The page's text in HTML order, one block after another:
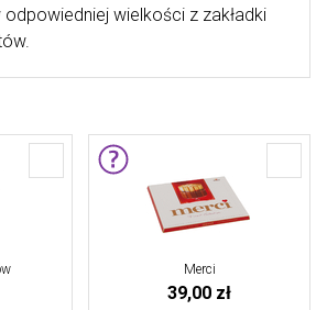
wielkości z zakładki
Merci
39,00 zł